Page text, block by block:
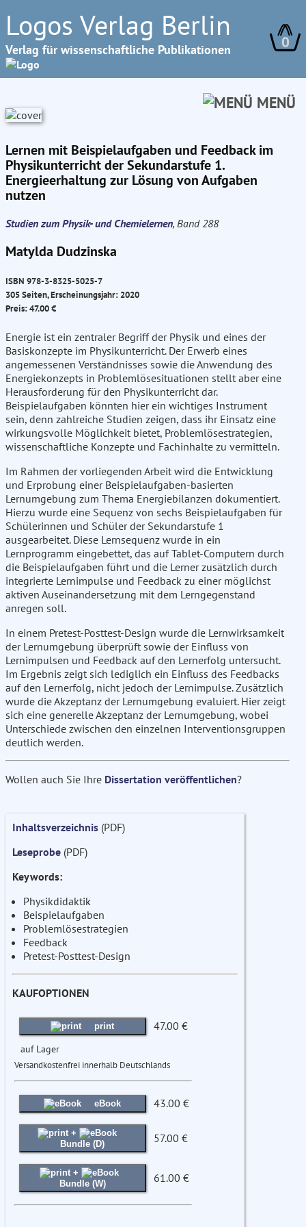
Logos Verlag Berlin
Verlag für wissenschaftliche Publikationen 0
MENÜ
Lernen mit Beispielaufgaben und Feedback im
Physikunterricht der Sekundarstufe 1.
Energieerhaltung zur Lösung von Aufgaben
nutzen
Studien zum Physik- und Chemielernen, Band 288
Matylda Dudzinska
ISBN 978-3-8325-5025-7
305 Seiten, Erscheinungsjahr: 2020
Preis: 47.00 €
Energie ist ein zentraler Begriff der Physik und eines der
Basiskonzepte im Physikunterricht. Der Erwerb eines
angemessenen Verständnisses sowie die Anwendung des
Energiekonzepts in Problemlösesituationen stellt aber eine
Herausforderung für den Physikunterricht dar.
Beispielaufgaben könnten hier ein wichtiges Instrument
sein, denn zahlreiche Studien zeigen, dass ihr Einsatz eine
wirkungsvolle Möglichkeit bietet, Problemlösestrategien,
wissenschaftliche Konzepte und Fachinhalte zu vermitteln.
Im Rahmen der vorliegenden Arbeit wird die Entwicklung
und Erprobung einer Beispielaufgaben-basierten
Lernumgebung zum Thema Energiebilanzen dokumentiert.
Hierzu wurde eine Sequenz von sechs Beispielaufgaben für
Schülerinnen und Schüler der Sekundarstufe 1
ausgearbeitet. Diese Lernsequenz wurde in ein
Lernprogramm eingebettet, das auf Tablet-Computern durch
die Beispielaufgaben führt und die Lerner zusätzlich durch
integrierte Lernimpulse und Feedback zu einer möglichst
aktiven Auseinandersetzung mit dem Lerngegenstand
anregen soll.
In einem Pretest-Posttest-Design wurde die Lernwirksamkeit
der Lernumgebung überprüft sowie der Einfluss von
Lernimpulsen und Feedback auf den Lernerfolg untersucht.
Im Ergebnis zeigt sich lediglich ein Einfluss des Feedbacks
auf den Lernerfolg, nicht jedoch der Lernimpulse. Zusätzlich
wurde die Akzeptanz der Lernumgebung evaluiert. Hier zeigt
sich eine generelle Akzeptanz der Lernumgebung, wobei
Unterschiede zwischen den einzelnen Interventionsgruppen
deutlich werden.
Wollen auch Sie Ihre Dissertation veröffentlichen?
Inhaltsverzeichnis (PDF)
Leseprobe (PDF)
Keywords:
Physikdidaktik
Beispielaufgaben
Problemlösestrategien
Feedback
Pretest-Posttest-Design
KAUFOPTIONEN
print 47.00 €
auf Lager
Versandkostenfrei innerhalb Deutschlands
eBook 43.00 €
+
Bundle (D)
57.00 €
+
Bundle (W)
61.00 €